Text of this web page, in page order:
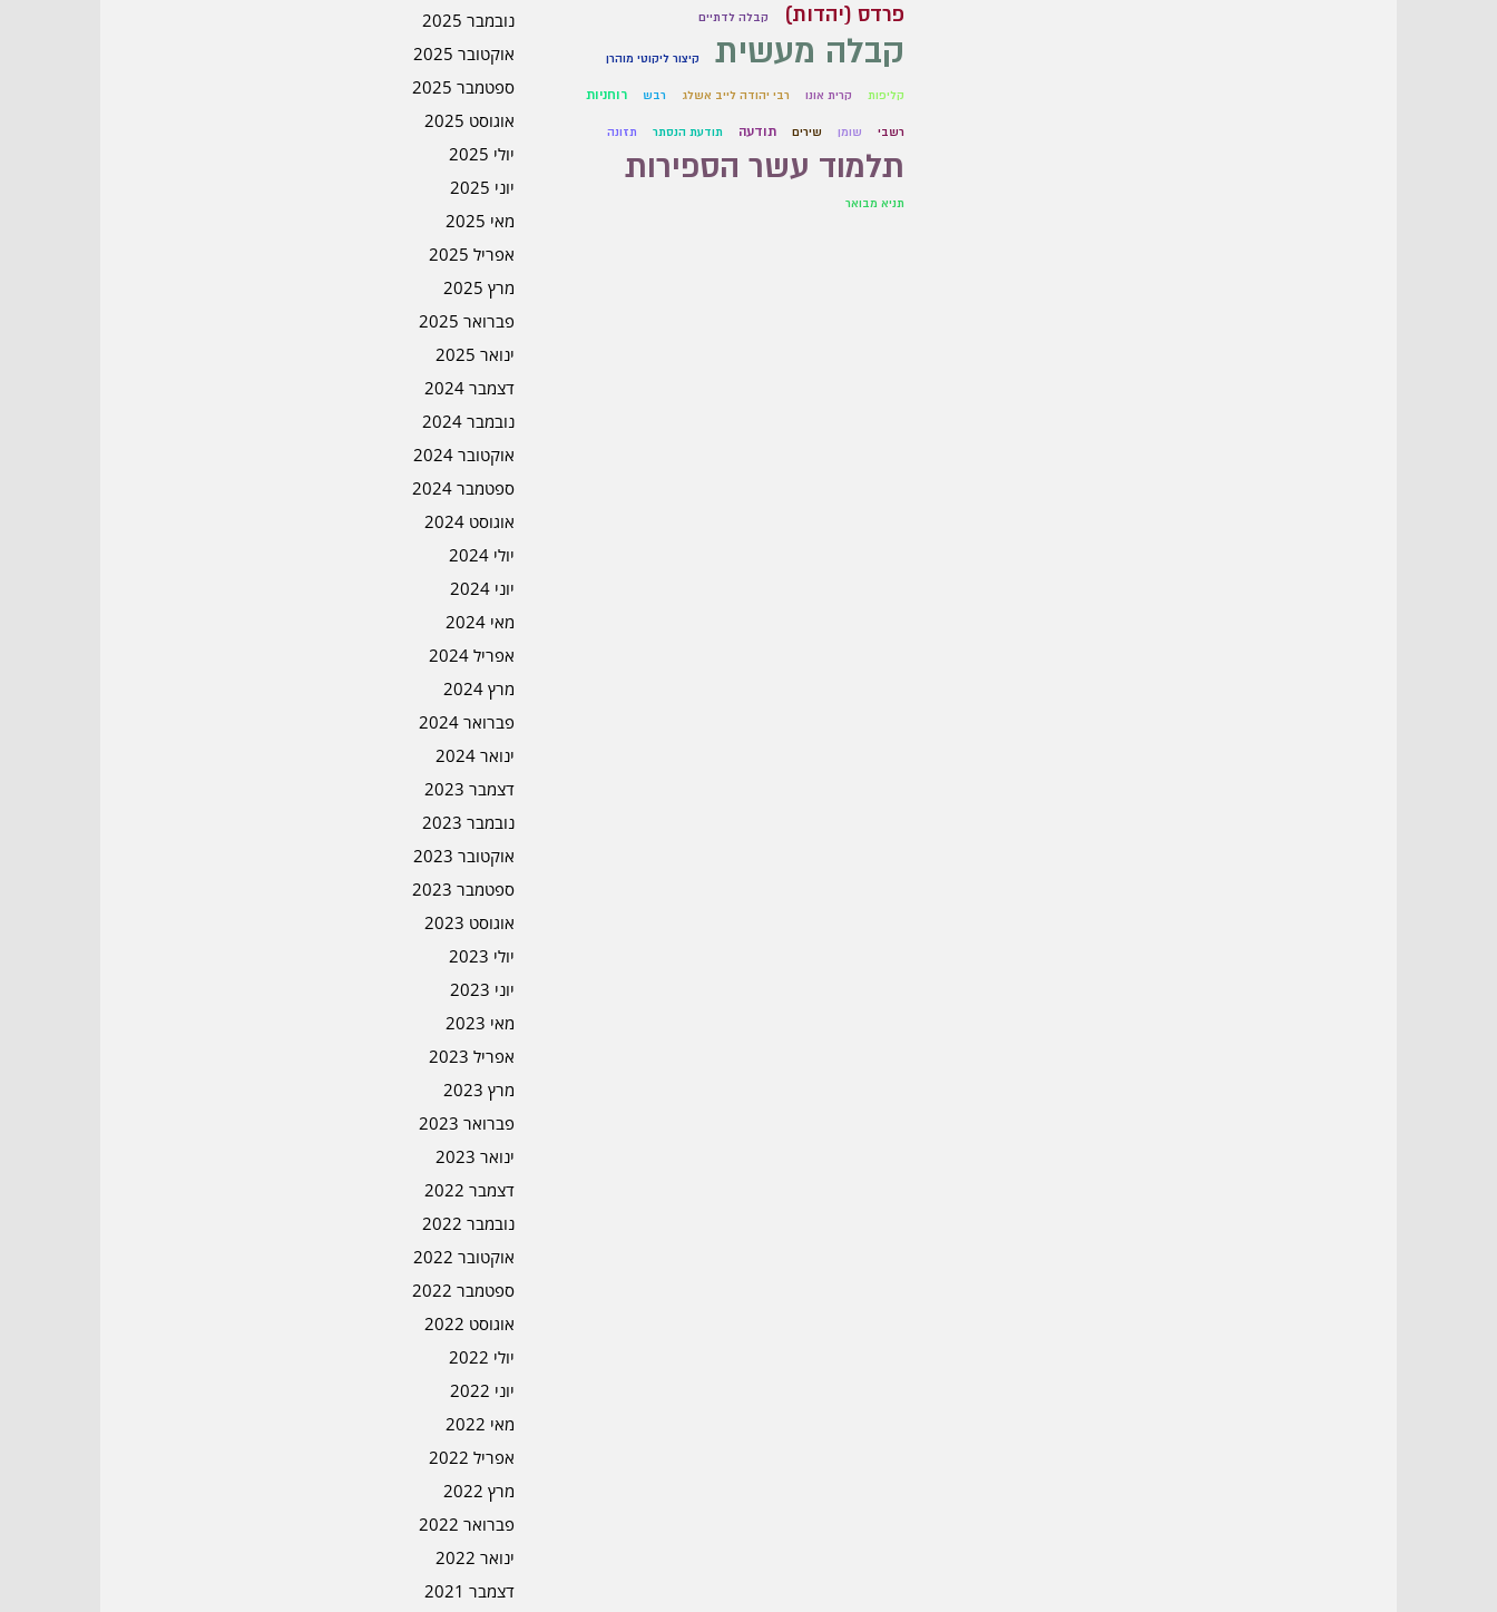
נובמבר 2025
אוקטובר 2025
ספטמבר 2025
אוגוסט 2025
יולי 2025
יוני 2025
מאי 2025
אפריל 2025
מרץ 2025
פברואר 2025
ינואר 2025
דצמבר 2024
נובמבר 2024
אוקטובר 2024
ספטמבר 2024
אוגוסט 2024
יולי 2024
יוני 2024
מאי 2024
אפריל 2024
מרץ 2024
פברואר 2024
ינואר 2024
דצמבר 2023
נובמבר 2023
אוקטובר 2023
ספטמבר 2023
אוגוסט 2023
יולי 2023
יוני 2023
מאי 2023
אפריל 2023
מרץ 2023
פברואר 2023
ינואר 2023
דצמבר 2022
נובמבר 2022
אוקטובר 2022
ספטמבר 2022
אוגוסט 2022
יולי 2022
יוני 2022
מאי 2022
אפריל 2022
מרץ 2022
פברואר 2022
ינואר 2022
דצמבר 2021
פרדס (יהדות) קבלה לדתיים
קבלה מעשית קיצור ליקוטי מוהרן
קליפות קרית אונו רבי יהודה לייב אשלג רבש רוחניות
רשבי שומן שירים תודעה תודעת הנסתר תזונה
תלמוד עשר הספירות
תניא מבואר